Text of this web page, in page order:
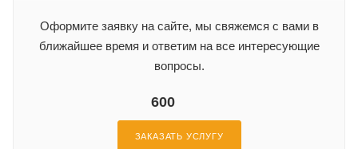
Оформите заявку на сайте, мы свяжемся с вами в
ближайшее время и ответим на все интересующие
вопросы.
600
ЗАКАЗАТЬ УСЛУГУ